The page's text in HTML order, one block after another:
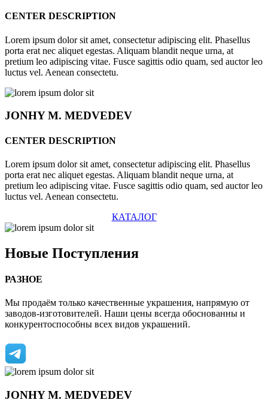
CENTER DESCRIPTION
Lorem ipsum dolor sit amet, consectetur adipiscing elit. Phasellus
porta erat nec aliquet egestas. Aliquam blandit neque urna, at
pretium leo adipiscing vitae. Fusce sagittis odio quam, sed auctor leo
luctus vel. Aenean consectetu.
JONHYM. MEDVEDEV
CENTER DESCRIPTION
Lorem ipsum dolor sit amet, consectetur adipiscing elit. Phasellus
porta erat nec aliquet egestas. Aliquam blandit neque urna, at
pretium leo adipiscing vitae. Fusce sagittis odio quam, sed auctor leo
luctus vel. Aenean consectetu.
КАТАЛОГ
Новые Поступления
РАЗНОЕ
Мы продаём только качественные украшения, напрямую от
заводов-изготовителей. Наши цены всегда обоснованны и
конкурентоспособны всех видов украшений.
JONHYM. MEDVEDEV